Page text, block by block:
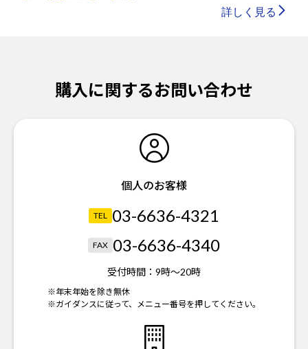
詳しく見る
購入に関するお問い合わせ
個人のお客様
TEL 03-6636-4321
FAX 03-6636-4340
受付時間： 9時～20時
※年末年始を除き無休
※ガイダンスに従って、メニュー番号を押してください。